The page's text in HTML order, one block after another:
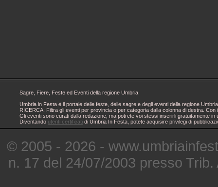
Sagre, Fiere, Feste ed Eventi della regione Umbria.
Umbria in Festa è il portale delle feste, delle sagre e degli eventi della regione
RICERCA: Filtra gli eventi per provincia o per categoria dalla colonna di destra.
Gli eventi sono curati dalla redazione, ma potrete voi stessi inserirli gratuitamente
Diventando utenti certificati di Umbria In Festa, potete acquisire privilegi di
© 2005 - 2026 -
n. 17 del 24/07/2003 presso